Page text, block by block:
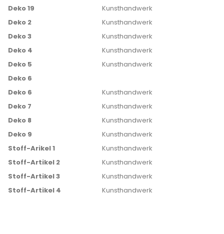
Deko 19
Kunsthandwerk
Deko 2
Kunsthandwerk
Deko 3
Kunsthandwerk
Deko 4
Kunsthandwerk
Deko 5
Kunsthandwerk
Deko 6
Deko 6
Kunsthandwerk
Deko 7
Kunsthandwerk
Deko 8
Kunsthandwerk
Deko 9
Kunsthandwerk
Stoff-Arikel 1
Kunsthandwerk
Stoff-Artikel 2
Kunsthandwerk
Stoff-Artikel 3
Kunsthandwerk
Stoff-Artikel 4
Kunsthandwerk